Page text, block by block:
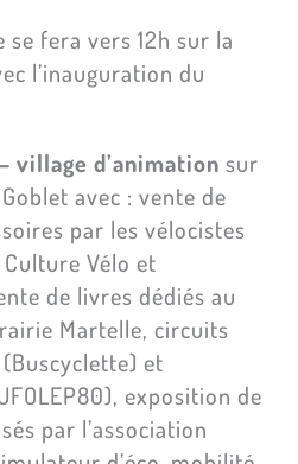
se fera vers 12h sur la
l’inauguration du
village d’animation sur
avec : vente de
par les vélocistes
Vélo et
de livres dédiés au
Martelle, circuits
et
exposition de
par l’association